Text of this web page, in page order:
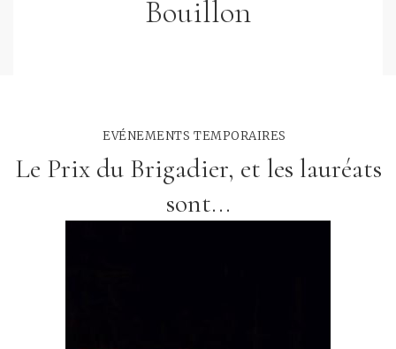
Bouillon
EVÉNEMENTS TEMPORAIRES
Le Prix du Brigadier, et les lauréats
sont...